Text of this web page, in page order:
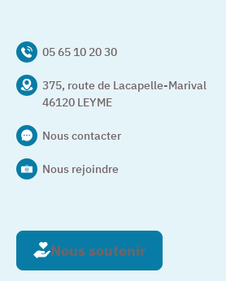
05 65 10 20 30
375, route de Lacapelle-Marival
46120 LEYME
Nous contacter
Nous rejoindre
Nous soutenir